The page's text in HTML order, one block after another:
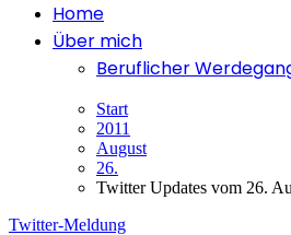
Home
Über mich
Beruflicher
Start
2011
August
26.
Twitter Updates vom 26.
Twitter-Meldung